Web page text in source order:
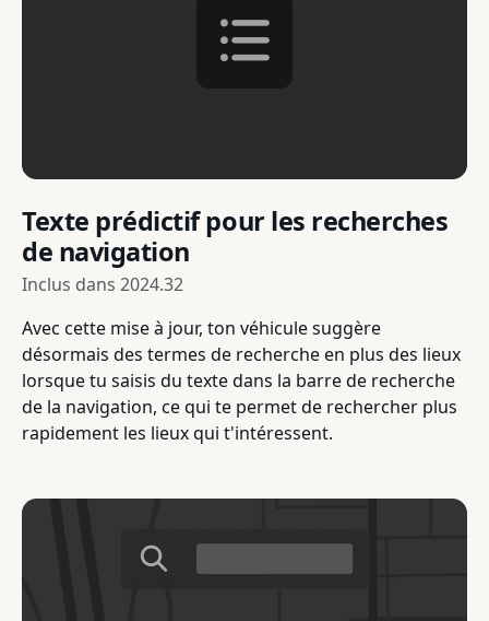
Texte prédictif pour les recherches
de navigation
Inclus dans 2024.32
Avec cette mise à jour, ton véhicule suggère
désormais des termes de recherche en plus des lieux
lorsque tu saisis du texte dans la barre de recherche
de la navigation, ce qui te permet de rechercher plus
rapidement les lieux qui t'intéressent.